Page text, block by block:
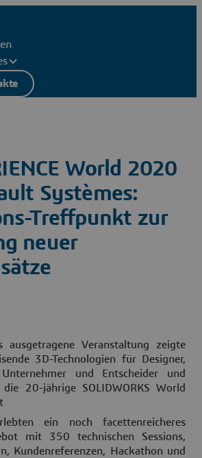
World 2020
Systèmes:
Treffpunkt zur
neuer
ausgetragene Veranstaltung zeigte
3D-Technologien für Designer,
Unternehmer und Entscheider und
20-jährige SOLIDWORKS World
ein noch facettenreicheres
mit 350 technischen Sessions,
Kundenreferenzen, Hackathon und